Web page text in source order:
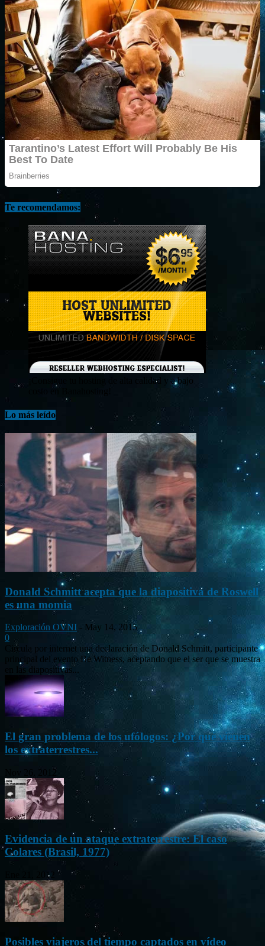
Te recomendamos:
¡Consigue tu hosting de alta calidad y a bajo
costo en Banahosting!
Lo más leído
Donald Schmitt acepta que la diapositiva de Roswell
es una momia
Exploración OVNI - May 14, 2015
0
Circula por internet una declaración de Donald Schmitt, participante
principal del evento Be Witness, aceptando que el ser que se muestra
en las diapositivas...
El gran problema de los ufólogos: ¿Por qué vienen
los extraterrestres...
Nov 26, 2012
Evidencia de un ataque extraterrestre: El caso
Colares (Brasil, 1977)
Ene 21, 2012
Posibles viajeros del tiempo captados en vídeo